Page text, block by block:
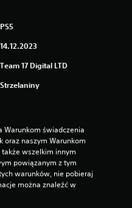
PS5
14.12.2023
Team 17 Digital LTD
Strzelaniny
Warunkom świadczenia
oraz naszym Warunkom
wszelkim innym
powiązanym z tym
warunków, nie pobieraj
można znaleźć w